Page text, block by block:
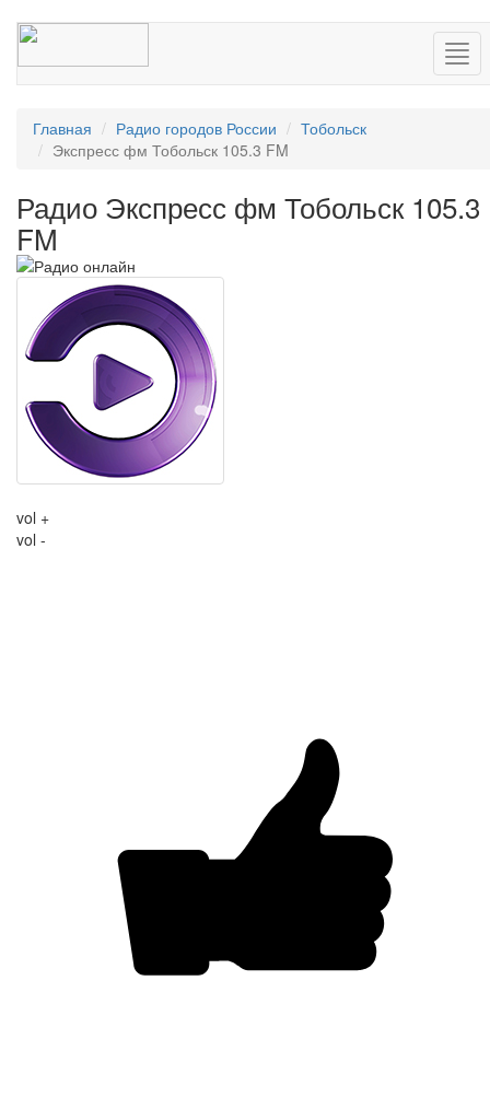
Главная Радио городов России
Тобольск
Экспресс фм Тобольск 105.3 FM
Радио Экспресс фм Тобольск 105.3
FM
vol +
vol -